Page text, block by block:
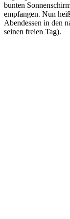
bunten
empfangen. Nun
Abendessen in den
seinen freien Tag).